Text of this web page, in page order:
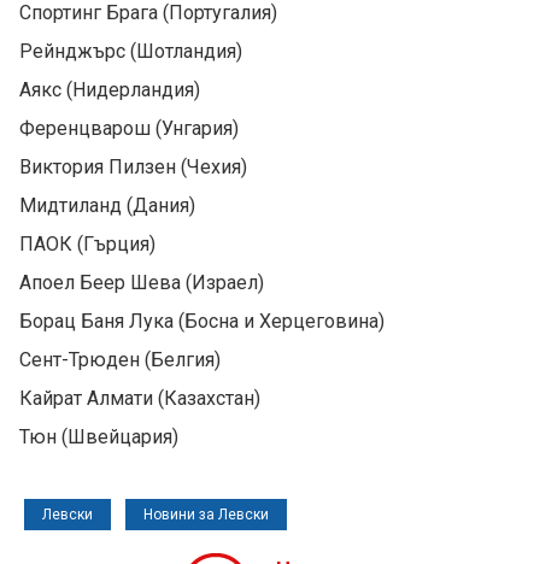
Спортинг Брага (Португалия)
Рейнджърс (Шотландия)
Аякс (Нидерландия)
Ференцварош (Унгария)
Виктория Пилзен (Чехия)
Мидтиланд (Дания)
ПАОК (Гърция)
Апоел Беер Шева (Израел)
Борац Баня Лука (Босна и Херцеговина)
Сент-Трюден (Белгия)
Кайрат Алмати (Казахстан)
Тюн (Швейцария)
Левски Новини за Левски